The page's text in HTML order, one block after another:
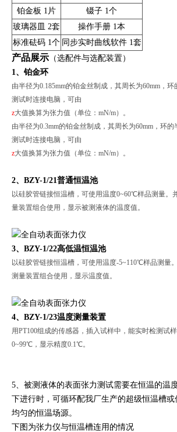
铂金板 1片
镊子 1个
玻璃器皿 2套
操作手册 1本
标准砝码 1个 同步实时曲线软件 1套
产品展示 （选配件与选配装置）
1、铂金环
由半径为0.185mm的铂金丝制成，其周长为60mm，环
测试时连接电脑，可由
z大值换算为张力值（单位：mN/m）。
由半径为0.3mm的铂金丝制成，其周长为60mm，环的
测试时连接电脑，可由
z大值换算为张力值（单位：mN/m）。
2、BZY-1/21普通恒温池
以硅胶管链接恒温槽，可使用温度0~60℃样品测量。
量装置组合使用，显示被测液体的温度值。
3、BZY-1/22高低温恒温池
以硅胶管链接恒温槽，可使用温度-5~110℃样品测量
测量装置组合使用，显示温度值。
4、BZY-1/23温度测量装置
用PT100组成的传感器，插入试样中，能实时检测试
0~99℃，显示精度0.1℃。
5、被测液体的表面张力测试需要在恒温的温
下进行时，可循环配我厂生产的超级恒温槽或
均匀的恒温场源。
下图为张力仪与恒温槽连用的情况